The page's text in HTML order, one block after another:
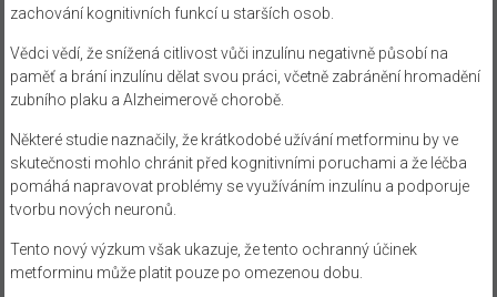
zachování kognitivních funkcí u starších osob.
Vědci vědí, že snížená citlivost vůči inzulínu negativně působí na
paměť a brání inzulínu dělat svou práci, včetně zabránění hromadění
zubního plaku a Alzheimerově chorobě.
Některé studie naznačily, že krátkodobé užívání metforminu by ve
skutečnosti mohlo chránit před kognitivními poruchami a že léčba
pomáhá napravovat problémy se využíváním inzulínu a podporuje
tvorbu nových neuronů.
Tento nový výzkum však ukazuje, že tento ochranný účinek
metforminu může platit pouze po omezenou dobu.